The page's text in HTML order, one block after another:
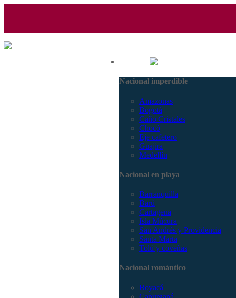
Nacional imperdible
Amazonas
Bogotá
Caño Cristales
Chocó
Eje cafetero
Guajira
Medellín
Nacional en playa
Barranquilla
Barú
Cartagena
Isla Múcura
San Andrés y Providencia
Santa Marta
Tolú y coveñas
Nacional romántico
Boyacá